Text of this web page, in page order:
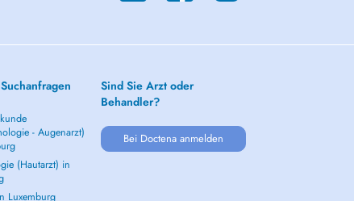
- Augenarzt)
(Hautarzt) in
Luxemburg
Sind Sie Arzt oder
Behandler?
Bei Doctena anmelden